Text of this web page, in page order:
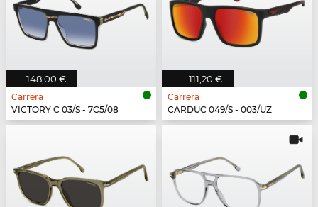
148,00 €
Carrera
VICTORY C 03/S - 7C5/08
111,20 €
Carrera
CARDUC 049/S - 003/UZ